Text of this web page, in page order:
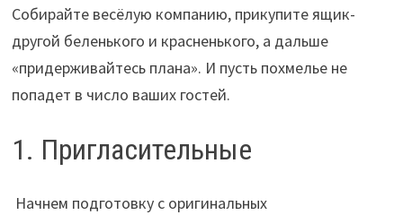
Собирайте весёлую компанию, прикупите ящик-
другой беленького и красненького, а дальше
«придерживайтесь плана». И пусть похмелье не
попадет в число ваших гостей.
1. Пригласительные
Начнем подготовку с оригинальных